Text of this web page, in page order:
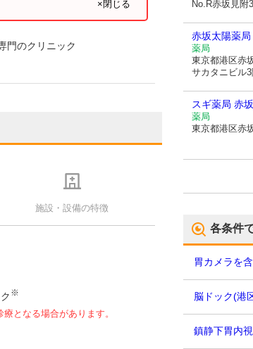
×閉じる
門のクリニック
施設・設備の特徴
※
となる場合があります。
No.R赤坂見附
赤坂太陽薬局
薬局
東京都港区赤
サカタニビル
スギ薬局 赤
薬局
東京都港区赤
各条件
胃カメラを
脳ドック(港
鎮静下胃内